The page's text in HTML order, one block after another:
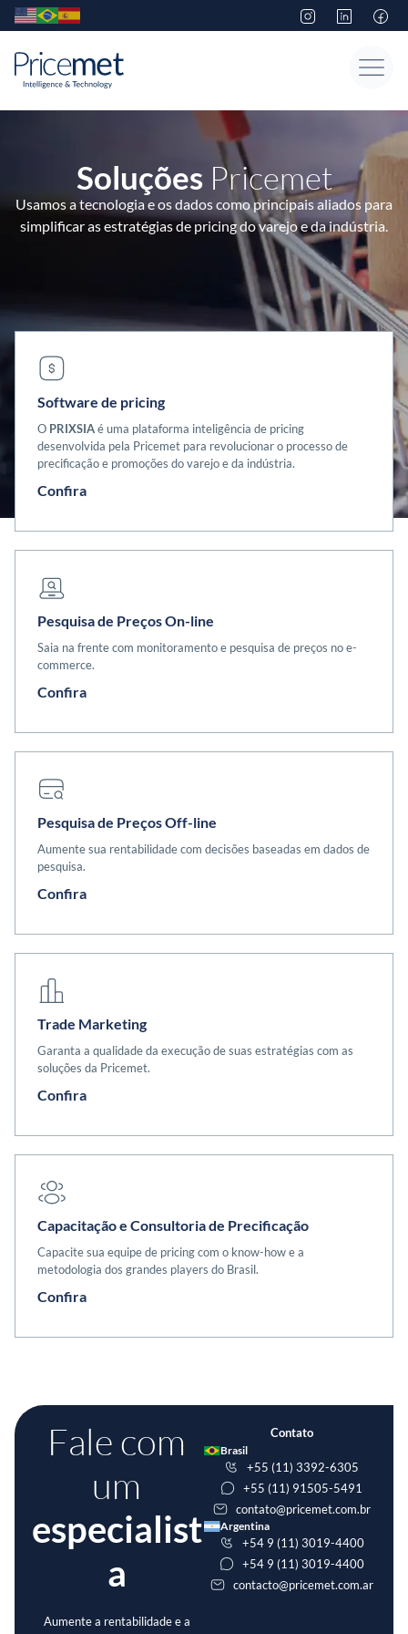
Soluções Pricemet
Usamos a tecnologia e os dados como principais aliados para
simplificar as estratégias de pricing do varejo e da indústria.
Software de pricing
O PRIXSIAé uma plataforma inteligência de pricing
desenvolvida pela Pricemet para revolucionar o processo de
precificação e promoções do varejo e da indústria.
Confira
Pesquisa de Preços On-line
Saia na frente com monitoramento e pesquisa de preços no e-
commerce.
Confira
Pesquisa de Preços Off-line
Aumente sua rentabilidade com decisões baseadas em dados de
pesquisa.
Confira
Trade Marketing
Garanta a qualidade da execução de suas estratégias com as
soluções da Pricemet.
Confira
Capacitação e Consultoria de Precificação
Capacite sua equipe de pricing com o know-how e a
metodologia dos grandes players do Brasil.
Confira
Fale com
um
especialist
a
Aumente a rentabilidade e a
Contato
Brasil
+55 (11) 3392-6305
+55 (11) 91505-5491
contato@pricemet.com.br
Argentina
+54 9 (11) 3019-4400
+54 9 (11) 3019-4400
contacto@pricemet.com.ar